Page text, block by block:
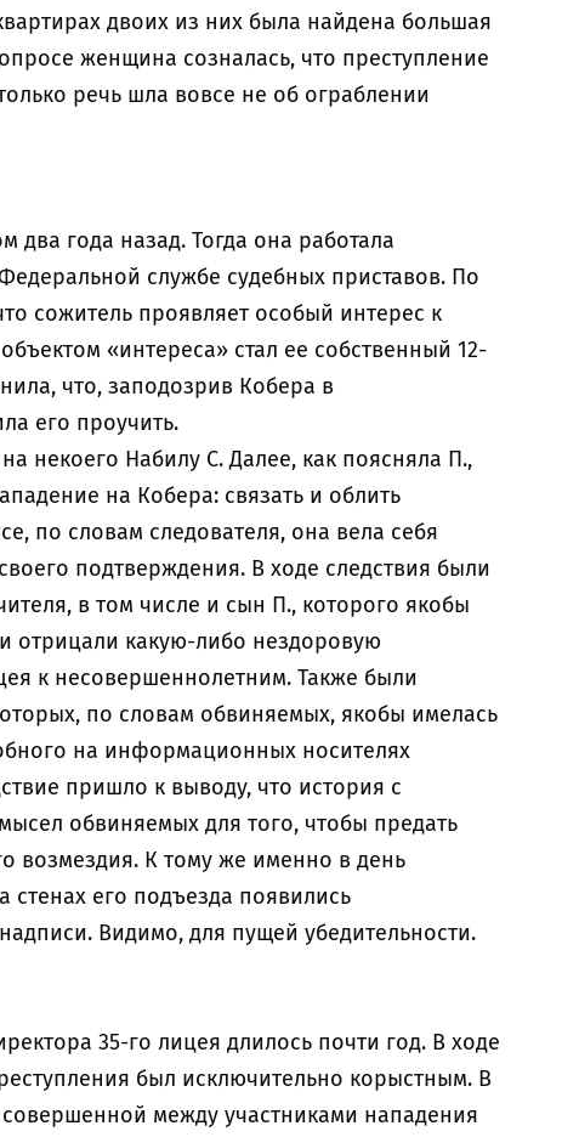
двоих из них была найдена большая
женщина созналась, что преступление
речь шла вовсе не об ограблении
года назад. Тогда она работала
службе судебных приставов. По
сожитель проявляет особый интерес к
«интереса» стал ее собственный 12-
что, заподозрив Кобера в
его проучить.
некоего Набилу С. Далее, как поясняла П.,
на Кобера: связать и облить
по словам следователя, она вела себя
подтверждения. В ходе следствия были
в том числе и сын П., которого якобы
отрицали какую-либо нездоровую
к несовершеннолетним. Также были
по словам обвиняемых, якобы имелась
на информационных носителях
пришло к выводу, что история с
обвиняемых для того, чтобы предать
возмездия. К тому же именно в день
его подъезда появились
Видимо, для пущей убедительности.
35-го лицея длилось почти год. В ходе
был исключительно корыстным. В
между участниками нападения